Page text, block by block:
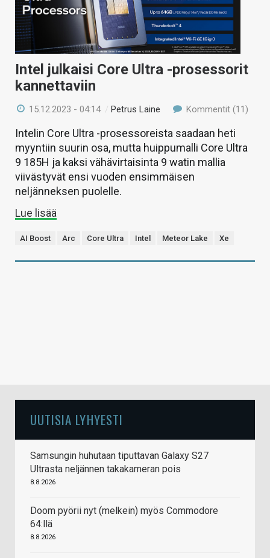
Intel julkaisi Core Ultra -prosessorit
kannettaviin
15.12.2023 - 04:14 /Petrus Laine Kommentit (11)
Intelin Core Ultra -prosessoreista saadaan heti
myyntiin suurin osa, mutta huippumalli Core Ultra
9 185H ja kaksi vähävirtaisinta 9 watin mallia
viivästyvät ensi vuoden ensimmäisen
neljänneksen puolelle.
Lue lisää
AI Boost Arc Core Ultra Intel Meteor Lake Xe
UUTISIA LYHYESTI
Samsungin huhutaan tiputtavan Galaxy S27
Ultrasta neljännen takakameran pois
8.8.2026
Doom pyörii nyt (melkein) myös Commodore
64:llä
8.8.2026